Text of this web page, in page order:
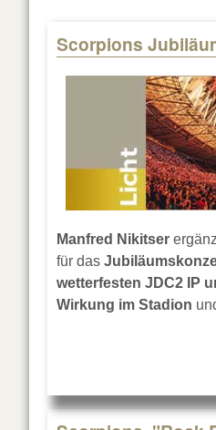
Scorpions
Manfred Nikitser
für das
wetterfesten JDC2 IP
Wirkung im Stadion